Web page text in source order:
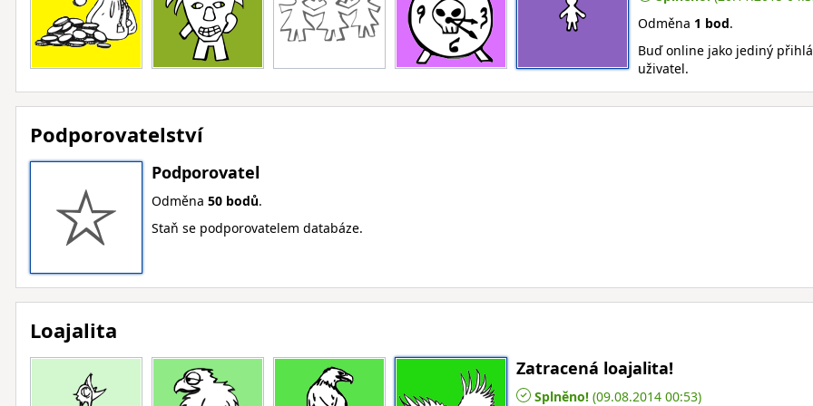
Odměna 1 bod.
Buď online jako jediný
uživatel.
Podporovatelství
Podporovatel
Odměna 50 bodů.
Staň se podporovatelem databáze.
Loajalita
Zatracená loajalita!
Splněno! (09.08.2014 00:53)